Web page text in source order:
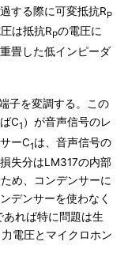
する際に可変抵抗RP
は抵抗RPの電圧に
畳した低インピーダ
子を変調する。この
C1 ）が音声信号のレ
ーC1は、音声信号の
失分はLM317の内部
め、コンデンサーに
デンサーを使わなく
れば特に問題は生
電圧とマイクロホン